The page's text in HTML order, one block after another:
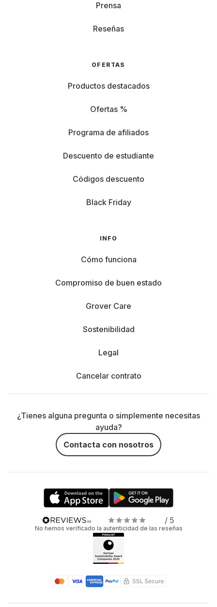
Prensa
Reseñas
OFERTAS
Productos destacados
Ofertas %
Programa de afiliados
Descuento de estudiante
Códigos descuento
Black Friday
INFO
Cómo funciona
Compromiso de buen estado
Grover Care
Sostenibilidad
Legal
Cancelar contrato
¿Tienes alguna pregunta o simplemente necesitas
ayuda?
Contacta con nosotros
/ 5
No hemos verificado la autenticidad de las reseñas